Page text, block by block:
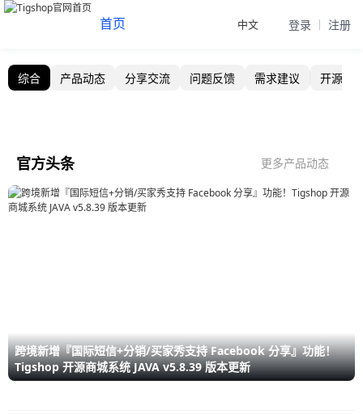
首页 中文 登录 注册
综合 产品动态 分享交流 问题反馈 需求建议 开源标
官方头条 更多产品动态
跨境新增『国际短信+分销/买家秀支持 Facebook 分享』功能！
Tigshop 开源商城系统 JAVA v5.8.39 版本更新